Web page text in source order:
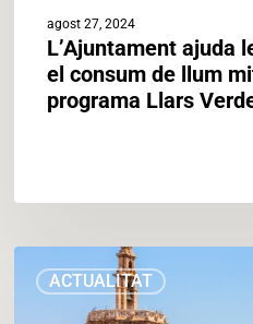
Verdes
agost 27, 2024
L’Ajuntament ajuda
el consum de llum
programa Llars
ACTUALITAT
Sostenible”